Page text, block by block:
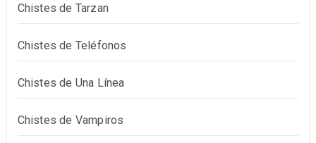
Chistes de Tarzan
Chistes de Teléfonos
Chistes de Una Línea
Chistes de Vampiros